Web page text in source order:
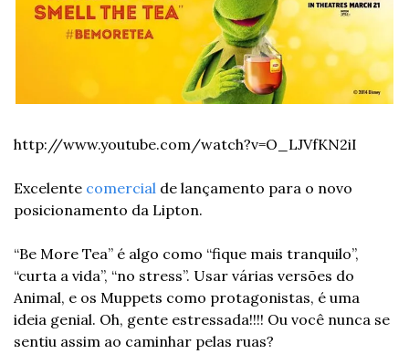
http://www.youtube.com/watch?v=O_LJVfKN2iI
Excelente comercial de lançamento para o novo
posicionamento da Lipton.
“Be More Tea” é algo como “fique mais tranquilo”,
“curta a vida”, “no stress”. Usar várias versões do
Animal, e os Muppets como protagonistas, é uma
ideia genial. Oh, gente estressada!!!! Ou você nunca se
sentiu assim ao caminhar pelas ruas?